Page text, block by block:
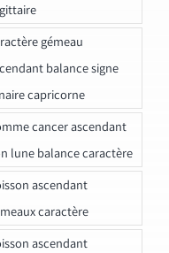
gémeau
balance signe
capricorne
cancer ascendant
lune balance caractère
ascendant
caractère
ascendant